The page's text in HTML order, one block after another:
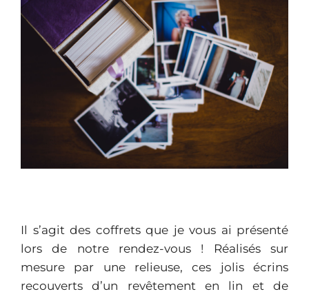
Il s’agit des coffrets que je vous ai présenté
lors de notre rendez-vous ! Réalisés sur
mesure par une relieuse, ces jolis écrins
recouverts d’un revêtement en lin et de